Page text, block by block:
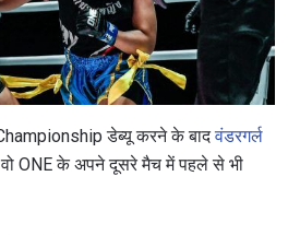
डेब्यू करने के बादवंडरगर्ल
वो ONE के अपने दूसरे मैच में पहले से भी